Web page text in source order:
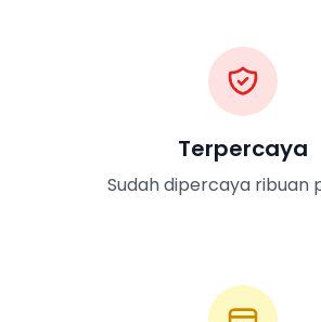
Terpercaya
Sudah dipercaya ribuan